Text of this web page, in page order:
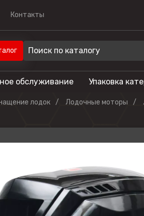
Контакты
Техника для
Квадроциклы
Лодочные моторы
Эндуро мотоциклы
Кроссовые
мотоциклы
обслуживание Упаковка
лодок Лодочные моторы